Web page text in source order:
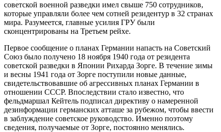
советской военной разведки имел свыше 750 сотрудников,
которые управляли более чем сотней резидентур в 32 странах
мира. Разумеется, главные усилия ГРУ были
сконцентрированы на Третьем рейхе.
Первое сообщение о планах Германии напасть на Советский
Союз было получено 18 ноября 1940 года от резидента
советской разведки в Японии Рихарда Зорге. В течение зимы
и весны 1941 года от Зорге поступили новые данные,
свидетельствовавшие об агрессивных планах Германии в
отношении СССР. Впоследствии стало известно, что
фельдмаршал Кейтель подписал директиву о намеренной
дезинформации германских атташе за рубежом, чтобы ввести
в заблуждение советское руководство. Именно поэтому
сведения, получаемые от Зорге, постоянно менялись.